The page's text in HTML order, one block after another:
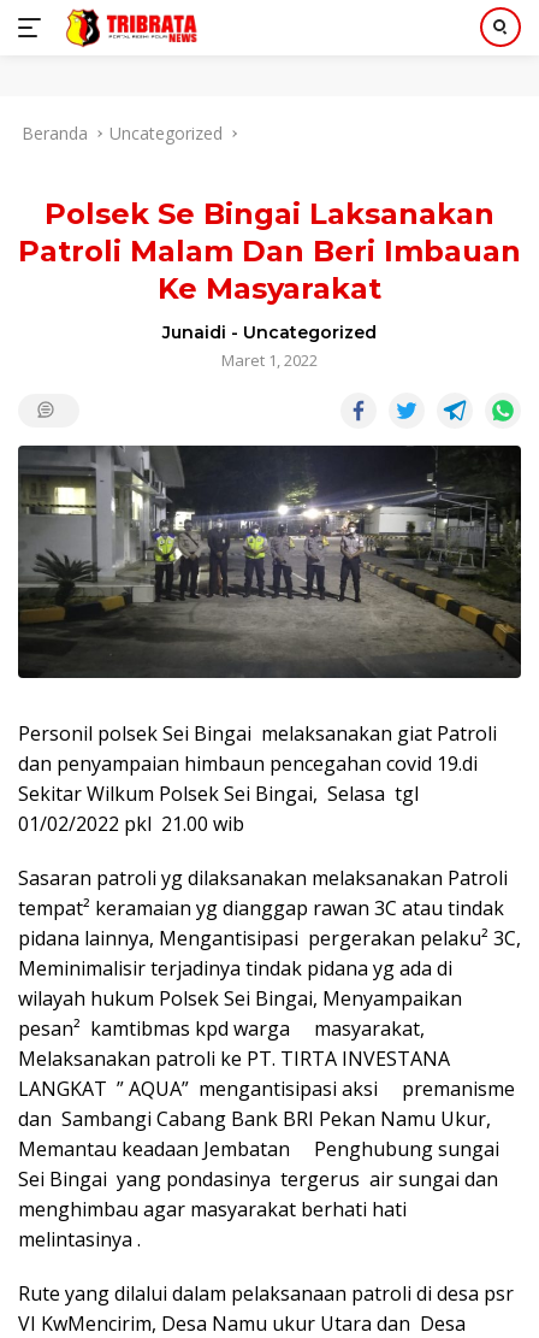
Beranda Uncategorized
Polsek Se Bingai Laksanakan
Patroli Malam Dan Beri Imbauan
Ke Masyarakat
Junaidi - Uncategorized
Maret 1, 2022
Personil polsek Sei Bingai melaksanakan giat Patroli
dan penyampaian himbaun pencegahan covid 19.di
Sekitar Wilkum Polsek Sei Bingai, Selasa tgl
01/02/2022 pkl 21.00 wib
Sasaran patroli yg dilaksanakan melaksanakan Patroli
tempat² keramaian yg dianggap rawan 3C atau tindak
pidana lainnya, Mengantisipasi pergerakan pelaku² 3C,
Meminimalisir terjadinya tindak pidana yg ada di
wilayah hukum Polsek Sei Bingai, Menyampaikan
pesan² kamtibmas kpd warga masyarakat,
Melaksanakan patroli ke PT. TIRTA INVESTANA
LANGKAT ” AQUA” mengantisipasi aksi premanisme
dan Sambangi Cabang Bank BRI Pekan Namu Ukur,
Memantau keadaan Jembatan Penghubung sungai
Sei Bingai yang pondasinya tergerus air sungai dan
menghimbau agar masyarakat berhati hati
melintasinya .
Rute yang dilalui dalam pelaksanaan patroli di desa psr
VI KwMencirim, Desa Namu ukur Utara dan Desa